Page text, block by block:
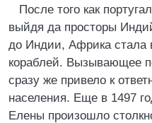
После того как
выйдя да просторы
до Индии, Африка стала
кораблей. Вызывающее
сразу же привело к
населения. Еще в 1497
Елены произошло